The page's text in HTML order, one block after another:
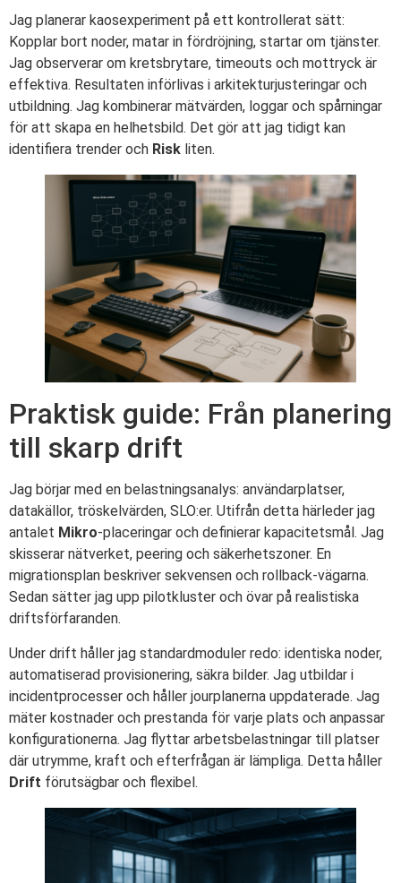
Jag planerar kaosexperiment på ett kontrollerat sätt:
Kopplar bort noder, matar in fördröjning, startar om tjänster.
Jag observerar om kretsbrytare, timeouts och mottryck är
effektiva. Resultaten införlivas i arkitekturjusteringar och
utbildning. Jag kombinerar mätvärden, loggar och spårningar
för att skapa en helhetsbild. Det gör att jag tidigt kan
identifiera trender och Risk liten.
Praktisk guide: Från planering
till skarp drift
Jag börjar med en belastningsanalys: användarplatser,
datakällor, tröskelvärden, SLO:er. Utifrån detta härleder jag
antalet Mikro-placeringar och definierar kapacitetsmål. Jag
skisserar nätverket, peering och säkerhetszoner. En
migrationsplan beskriver sekvensen och rollback-vägarna.
Sedan sätter jag upp pilotkluster och övar på realistiska
driftsförfaranden.
Under drift håller jag standardmoduler redo: identiska noder,
automatiserad provisionering, säkra bilder. Jag utbildar i
incidentprocesser och håller jourplanerna uppdaterade. Jag
mäter kostnader och prestanda för varje plats och anpassar
konfigurationerna. Jag flyttar arbetsbelastningar till platser
där utrymme, kraft och efterfrågan är lämpliga. Detta håller
Drift förutsägbar och flexibel.